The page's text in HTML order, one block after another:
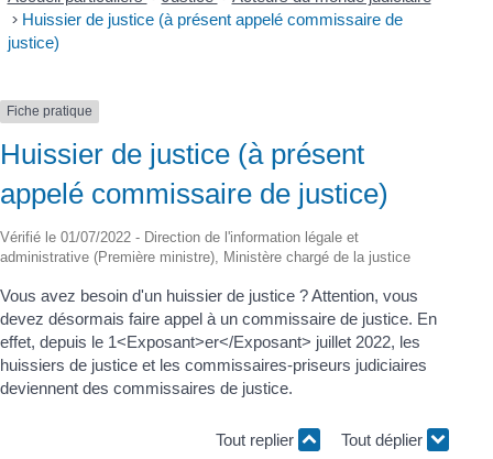
> Huissier de justice (à présent appelé commissaire de
justice)
Fiche pratique
Huissier de justice (à présent
appelé commissaire de justice)
Vérifié le 01/07/2022 - Direction de l'information légale et
administrative (Première ministre), Ministère chargé de la justice
Vous avez besoin d'un huissier de justice ? Attention, vous
devez désormais faire appel à un commissaire de justice. En
effet, depuis le 1<Exposant>er</Exposant> juillet 2022, les
huissiers de justice et les commissaires-priseurs judiciaires
deviennent des commissaires de justice.
Tout replier Tout déplier